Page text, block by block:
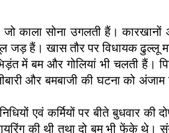
काला सोना उगलती हैं।
जड़ हैं। खास तौर पर विधायक ढुल्लू
में बम और गोलियां भी चलती हैं।
और बमबाजी की घटना को
एवं कर्मियों पर बीते बुधवार
की थी तथा दो बम भी फेंके थे।